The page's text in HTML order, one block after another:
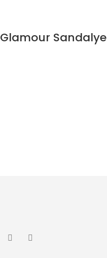
Glamour Sandalye